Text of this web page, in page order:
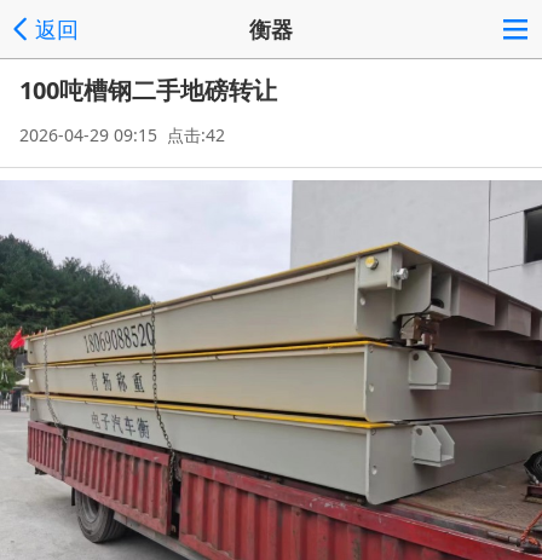
返回 衡器
100吨槽钢二手地磅转让
2026-04-29 09:15 点击:42